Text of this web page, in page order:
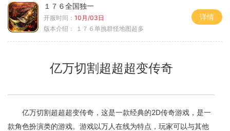
１７６全国独一
开服时间： 10月/03日
版本介绍：
１７６单挑群怪地图超多
详情
亿万切割超超超变传奇
亿万切割超超超变传奇，这是一款经典的2D传奇游戏，是一
款角色扮演类的游戏。游戏以万人在线为特点，玩家可以与其他